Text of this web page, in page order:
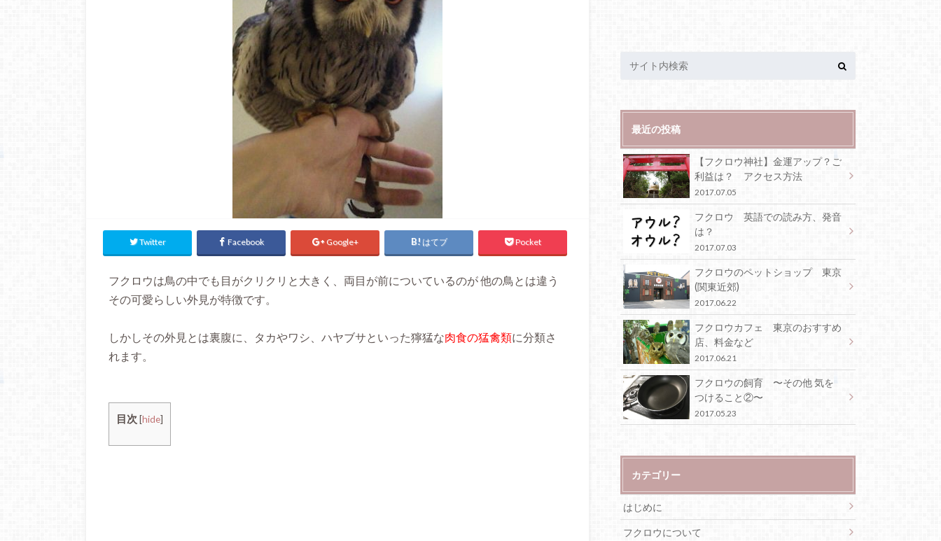
Twitter Facebook Google+ はてブ Pocket
フクロウは鳥の中でも目がクリクリと大きく、両目が前についているのが 他の鳥とは違う
その可愛らしい外見が特徴です。
しかしその外見とは裏腹に、タカやワシ、ハヤブサといった獰猛な肉食の猛禽類に分類さ
れます。
目次 [hide]
最近の投稿
【フクロウ神社】金運アップ？ご
利益は？ アクセス方法
2017.07.05
フクロウ 英語での読み方、発音
は？
2017.07.03
フクロウのペットショップ 東京
(関東近郊)
2017.06.22
フクロウカフェ 東京のおすすめ
店、料金など
2017.06.21
フクロウの飼育 〜その他 気を
つけること②〜
2017.05.23
カテゴリー
はじめに
フクロウについて